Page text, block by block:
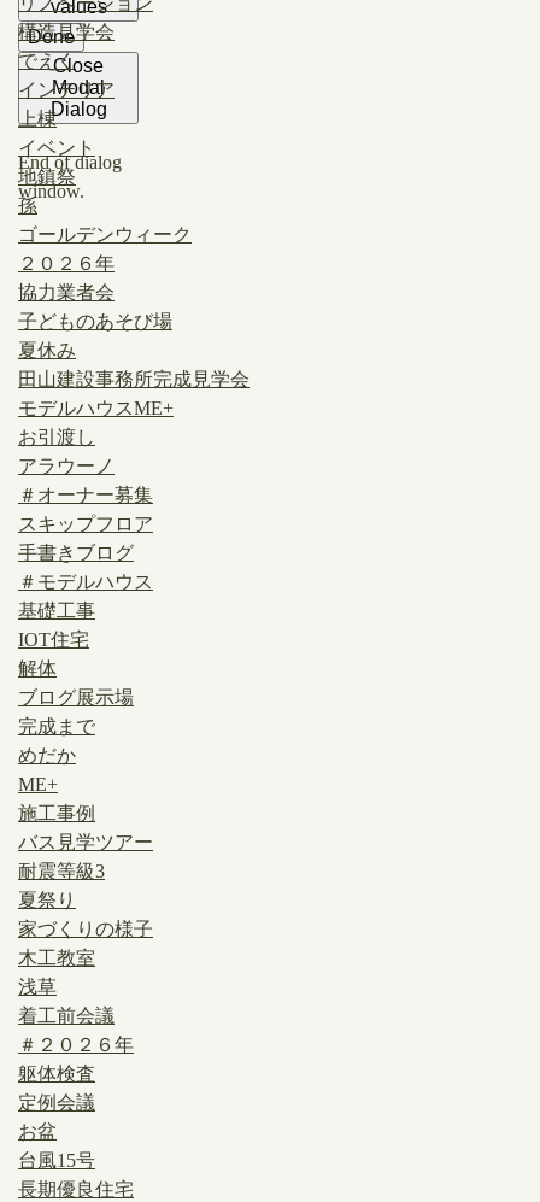
values
Done
Close
Modal
Dialog
End of dialog
window.
構造見学会
でえく
インテリア
上棟
イベント
地鎮祭
孫
ゴールデンウィーク
２０２６年
協力業者会
子どものあそび場
夏休み
田山建設事務所完成見学会
モデルハウスME+
お引渡し
アラウーノ
＃オーナー募集
スキップフロア
手書きブログ
＃モデルハウス
基礎工事
IOT住宅
解体
ブログ展示場
完成まで
めだか
ME+
施工事例
バス見学ツアー
耐震等級3
夏祭り
家づくりの様子
木工教室
浅草
着工前会議
＃２０２６年
躯体検査
定例会議
お盆
台風15号
長期優良住宅